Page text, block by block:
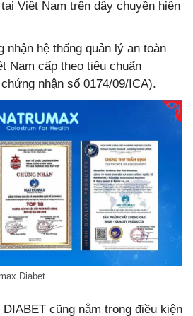
Việt Nam trên dây chuyền hiện
hệ thống quản lý an toàn
Nam cấp theo tiêu chuẩn
nhận số 0174/09/ICA).
Diabet
cũng nằm trong điều kiện